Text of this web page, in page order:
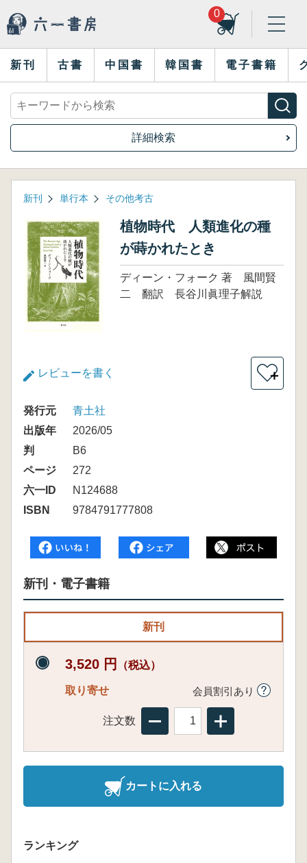
0
新刊 古書 中国書 韓国書 電子書籍
詳細検索
新刊 単行本 その他考古
植物時代 人類進化の種
が蒔かれたとき
ディーン・フォーク 著 風間賢
二 翻訳 長谷川眞理子解説
レビューを書く ＋
発行元
青土社
出版年
2026/05
判
B6
ページ
272
六一ID
N124688
ISBN
9784791777808
新刊・電子書籍
新刊
3,520 円 （税込）
取り寄せ 会員割引あり
注文数
カートに入れる
ランキング